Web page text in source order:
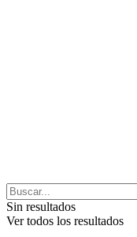
Sin resultados
Ver todos los resultados